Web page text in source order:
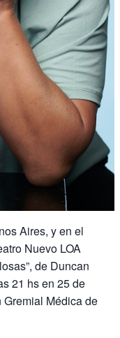
Aires, y en el
Nuevo LOA
de Duncan
21 hs en 25 de
Médica de